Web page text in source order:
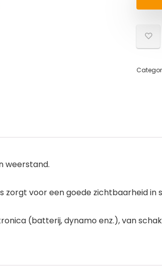
weerstand.
voor een goede zichtbaarheid in
(batterij, dynamo enz.), van